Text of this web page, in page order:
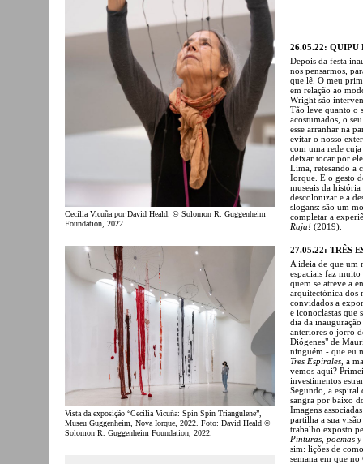
Cecilia Vicuña por David Heald. © Solomon R. Guggenheim
Foundation, 2022.
Vista da exposição “Cecilia Vicuña: Spin Spin Triangulene”,
Museu Guggenheim, Nova Iorque, 2022. Foto: David Heald ©
Solomon R. Guggenheim Foundation, 2022.
26.05.22: QUIPU
Depois da festa
nos pensarmos,
que lê. O meu
em relação ao
Wright são
Tão leve quanto o
acostumados, o
esse arranhar na
evitar o nosso
com uma rede
deixar tocar por
Lima, retesando a
Iorque. E o gesto
museais ​​da
descolonizar e a
slogans: são um
completar a
Raja! (2019).
27.05.22: TRÊS
A ideia de que um
espaciais faz muito
quem se atreve a
arquitectónica dos
convidados a
e iconoclastas que
dia da
anteriores o jorro
Diógenes" de
ninguém - que eu
Tres Espirales , a
vemos aqui?
investimentos
Segundo, a espiral
sangra por baixo
Imagens
partilha a sua
trabalho exposto
Pinturas, poemas
sim: lições de
semana em que